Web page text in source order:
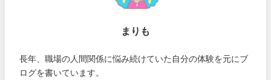
まりも
長年、職場の人間関係に悩み続けていた自分の体験を元にブ
ログを書いています。